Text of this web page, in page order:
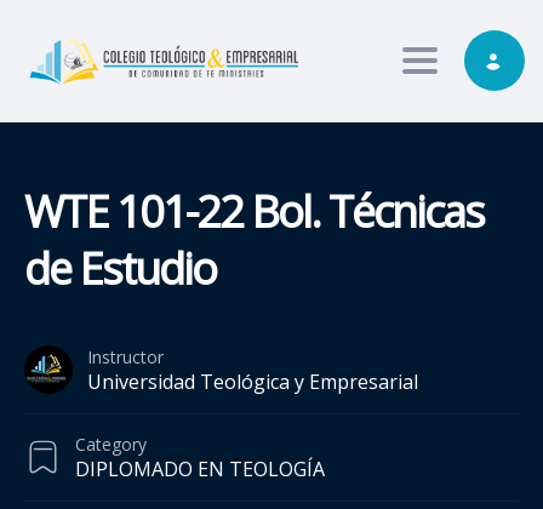
Toggle
WTE 101-22 Bol. Técnicas
de Estudio
Instructor
Universidad Teológica y Empresarial
Category
DIPLOMADO EN TEOLOGÍA